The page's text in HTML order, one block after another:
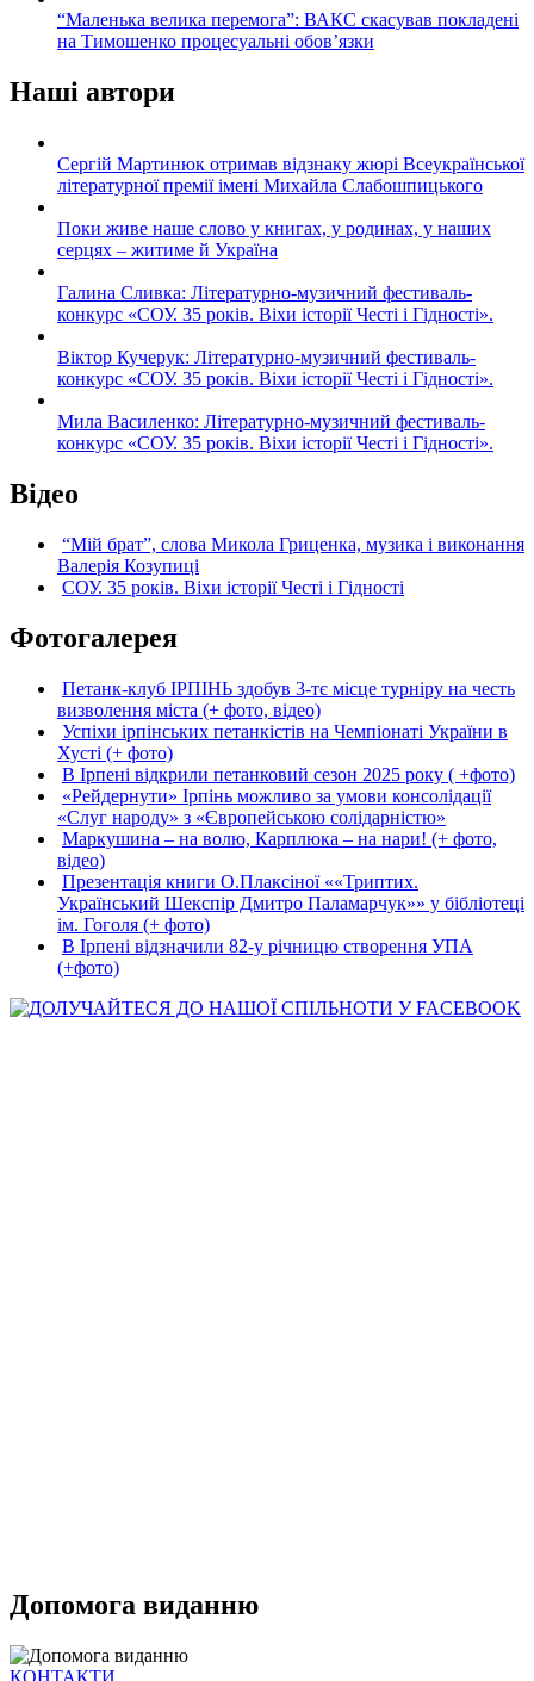
“Маленька велика перемога”: ВАКС скасував покладені
на Тимошенко процесуальні обов’язки
Наші автори
Сергій Мартинюк отримав відзнаку жюрі Всеукраїнської
літературної премії імені Михайла Слабошпицького
Поки живе наше слово у книгах, у родинах, у наших
серцях – житиме й Україна
Галина Сливка: Літературно-музичний фестиваль-
конкурс «СОУ. 35 років. Віхи історії Честі і Гідності».
Віктор Кучерук: Літературно-музичний фестиваль-
конкурс «СОУ. 35 років. Віхи історії Честі і Гідності».
Мила Василенко: Літературно-музичний фестиваль-
конкурс «СОУ. 35 років. Віхи історії Честі і Гідності».
Відео
“Мій брат”, слова Микола Гриценка, музика і виконання
Валерія Козупиці
СОУ. 35 років. Віхи історії Честі і Гідності
Фотогалерея
Петанк-клуб ІРПІНЬ здобув 3-тє місце турніру на честь
визволення міста (+ фото, відео)
Успіхи ірпінських петанкістів на Чемпіонаті України в
Хусті (+ фото)
В Ірпені відкрили петанковий сезон 2025 року ( +фото)
«Рейдернути» Ірпінь можливо за умови консолідації
«Слуг народу» з «Європейською солідарністю»
Маркушина – на волю, Карплюка – на нари! (+ фото,
відео)
Презентація книги О.Плаксіної ««Триптих.
Український Шекспір Дмитро Паламарчук»» у бібліотеці
ім. Гоголя (+ фото)
В Ірпені відзначили 82-у річницю створення УПА
(+фото)
Допомога виданню
КОНТАКТИ